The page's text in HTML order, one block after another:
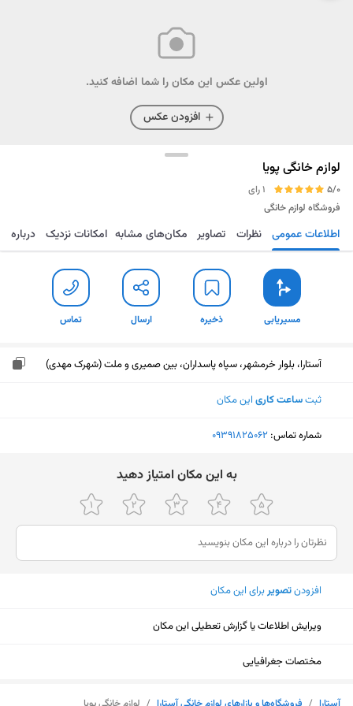
اولین عکس این مکان را شما اضافه کنید.
افزودن عکس
لوازم خانگی پویا
5/0
1 رای
فروشگاه لوازم خانگی
مسیریابی ذخیره ارسال تماس اطلاعات عمومی نظرات تصاویر مکان‌های مشابه امکانات نزدیک درباره
مسیریابی ذخیره ارسال تماس
آستارا، بلوار خرمشهر، سپاه پاسداران، بین صمیری و ملت (شهرک مهدی)
ثبتساعت کاری این مکان
شماره تماس: ‎09391825062
ﺑﻪ اﯾﻦ ﻣﮑﺎن اﻣﺘﯿﺎز دﻫﯿﺪ
افزودنتصویربرای این مکان
ویرایش اطلاعات یا گزارش تعطیلی این مکان
مختصات جغرافیایی